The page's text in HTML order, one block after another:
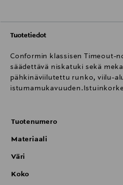
Tuotetiedot
Conformin klassisen Timeout-
säädettävä niskatuki sekä
pähkinäviilutettu runko, viilu-
Tuotenumero
Materiaali
Väri
Koko